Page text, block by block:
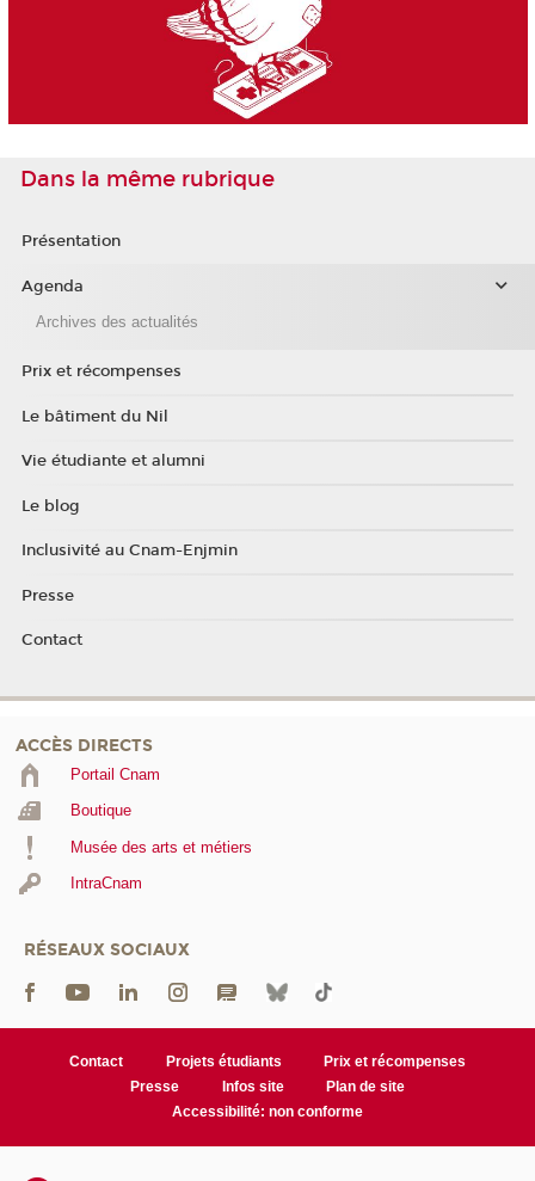
Dans la même rubrique
Présentation
Agenda
Archives des actualités
Prix et récompenses
Le bâtiment du Nil
Vie étudiante et alumni
Le blog
Inclusivité au Cnam-Enjmin
Presse
Contact
ACCÈS DIRECTS
Portail Cnam
Boutique
Musée des arts et métiers
IntraCnam
RÉSEAUX SOCIAUX
Contact Projets étudiants
Prix et récompenses
Presse
Infos site
Plan de site
Accessibilité: non conforme